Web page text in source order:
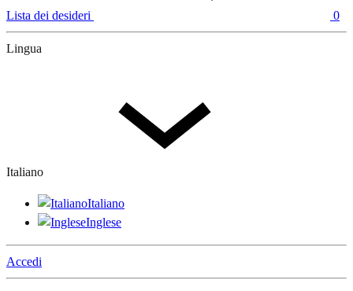
Lista dei desideri 0
Lingua
Italiano
Italiano
Inglese
Accedi